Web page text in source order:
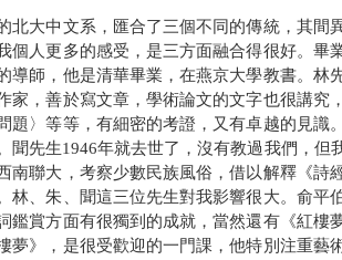
北大中文系，匯合了三個不同的傳統，其間
個人更多的感受，是三方面融合得很好。畢
導師，他是清華畢業，在燕京大學教書。林
家，善於寫文章，學術論文的文字也很講究
題〉等等，有細密的考證，又有卓越的見識
聞先生1946年就去世了，沒有教過我們，但
南聯大，考察少數民族風俗，借以解釋《詩
林、朱、聞這三位先生對我影響很大。俞平
鑑賞方面有很獨到的成就，當然還有《紅樓
樓夢》，是很受歡迎的一門課，他特別注重藝